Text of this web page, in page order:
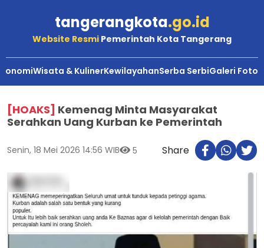
tangerangkota.go.id
Website Resmi Pemerintah Kota Tangerang
Wisata & KulinerKewilayahanSerba SerbiGaleri Foto
[HOAKS] Kemenag Minta Masyarakat
Serahkan Uang Kurban ke Pemerintah
Senin, 18 Mei 2026 14:56 WIB 5 Share